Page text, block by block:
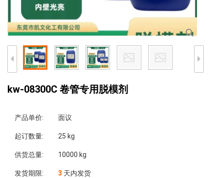
kw-08300C 卷管专用脱模剂
产品单价: 面议
起订数量: 25 kg
供货总量: 10000 kg
发货期限: 3 天内发货